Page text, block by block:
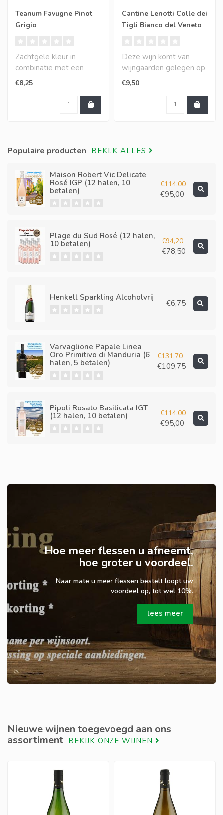
Teanum Favugne Pinot
Grigio
Zachtgele kleur in
combinatie met een
zwoele licht tropisch
€8,25
Cantine Lenotti Colle dei
Tigli Bianco del Veneto
Deze wijn komt van
wijngaarden gelegen op
oude heuvels waarop
€9,50
Populaire producten BEKIJK ALLES
Maison Robert Vic Delicate
Rosé IGP (12 halen, 10
betalen)
€114,00
€95,00
Plage du Sud Rosé (12 halen,
10 betalen)
€94,20
€78,50
Henkell Sparkling Alcoholvrij
€6,75
Varvaglione Papale Linea
Oro Primitivo di Manduria (6
halen, 5 betalen)
€131,70
€109,75
Pipoli Rosato Basilicata IGT
(12 halen, 10 betalen)
€114,00
€95,00
Hoe meer flessen u afneemt,
hoe groter u voordeel.
Naar mate u meer flessen bestelt loopt uw
voordeel op, tot wel 10%.
lees meer
Nieuwe wijnen toegevoegd aan ons
assortiment BEKIJK ONZE WIJNEN